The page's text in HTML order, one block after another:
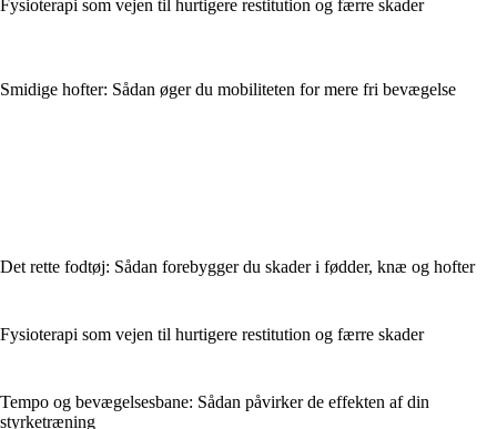
Fysioterapi som vejen til hurtigere restitution og færre skader
Smidige hofter: Sådan øger du mobiliteten for mere fri bevægelse
Det rette fodtøj: Sådan forebygger du skader i fødder, knæ og hofter
Fysioterapi som vejen til hurtigere restitution og færre skader
Tempo og bevægelsesbane: Sådan påvirker de effekten af din
styrketræning